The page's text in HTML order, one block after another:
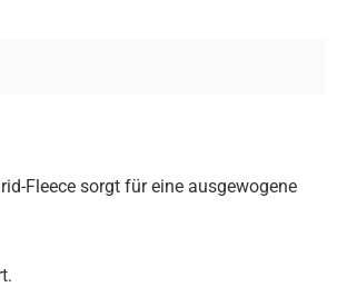
Fleece sorgt für eine ausgewogene